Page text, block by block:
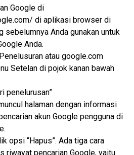
Google di
di aplikasi browser di
sebelumnya Anda gunakan untuk
Anda.
atau google.com
Setelan di pojok kanan bawah
penelurusan”
halaman dengan informasi
akun Google pengguna di
opsi “Hapus”. Ada tiga cara
riwayat pencarian Google, yaitu